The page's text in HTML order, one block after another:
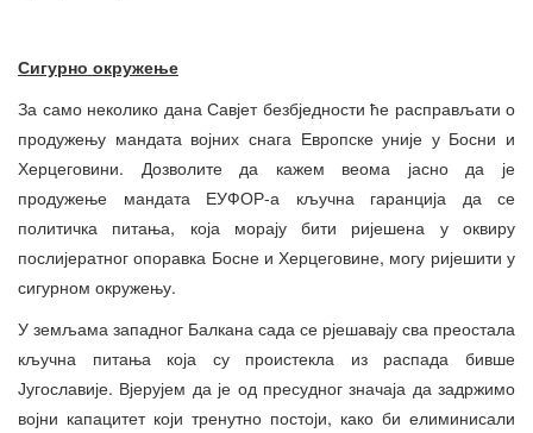
Сигурно окружење
За само неколико дана Савјет безбједности ће расправљати о
продужењу мандата војних снага Европске уније у Босни и
Херцеговини. Дозволите да кажем веома јасно да је
продужење мандата ЕУФОР-а кључна гаранција да се
политичка питања, која морају бити ријешена у оквиру
послијератног опоравка Босне и Херцеговине, могу ријешити у
сигурном окружењу.
У земљама западног Балкана сада се рјешавају сва преостала
кључна питања која су проистекла из распада бивше
Југославије. Вјерујем да је од пресудног значаја да задржимо
војни капацитет који тренутно постоји, како би елиминисали